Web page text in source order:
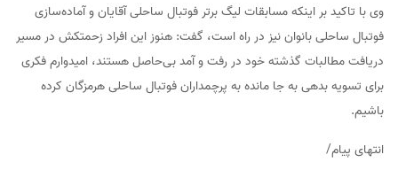
وی با تاکید بر اینکه مسابقات لیگ برتر فوتبال ساحلی آقایان و آماده‌سازی
فوتبال ساحلی بانوان نیز در راه است، گفت: هنوز این افراد زحمتکش در مسیر
دریافت مطالبات گذشته خود در رفت و آمد بی‌حاصل هستند، امیدوارم فکری
برای تسویه بدهی به جا مانده به پرچمداران فوتبال ساحلی هرمزگان کرده
باشیم.
انتهای پیام/